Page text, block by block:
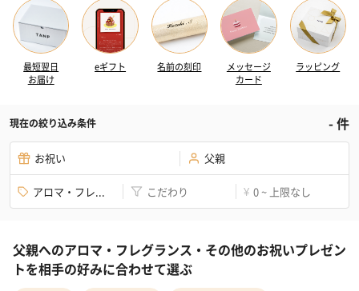
最短翌日
お届け
eギフト 名前の刻印
メッセージ
カード
ラッピング
現在の絞り込み条件 -件
お祝い 父親
アロマ・フレ... こだわり ¥ 0 ~ 上限なし
父親へのアロマ・フレグランス・その他のお祝いプレゼン
トを相手の好みに合わせて選ぶ